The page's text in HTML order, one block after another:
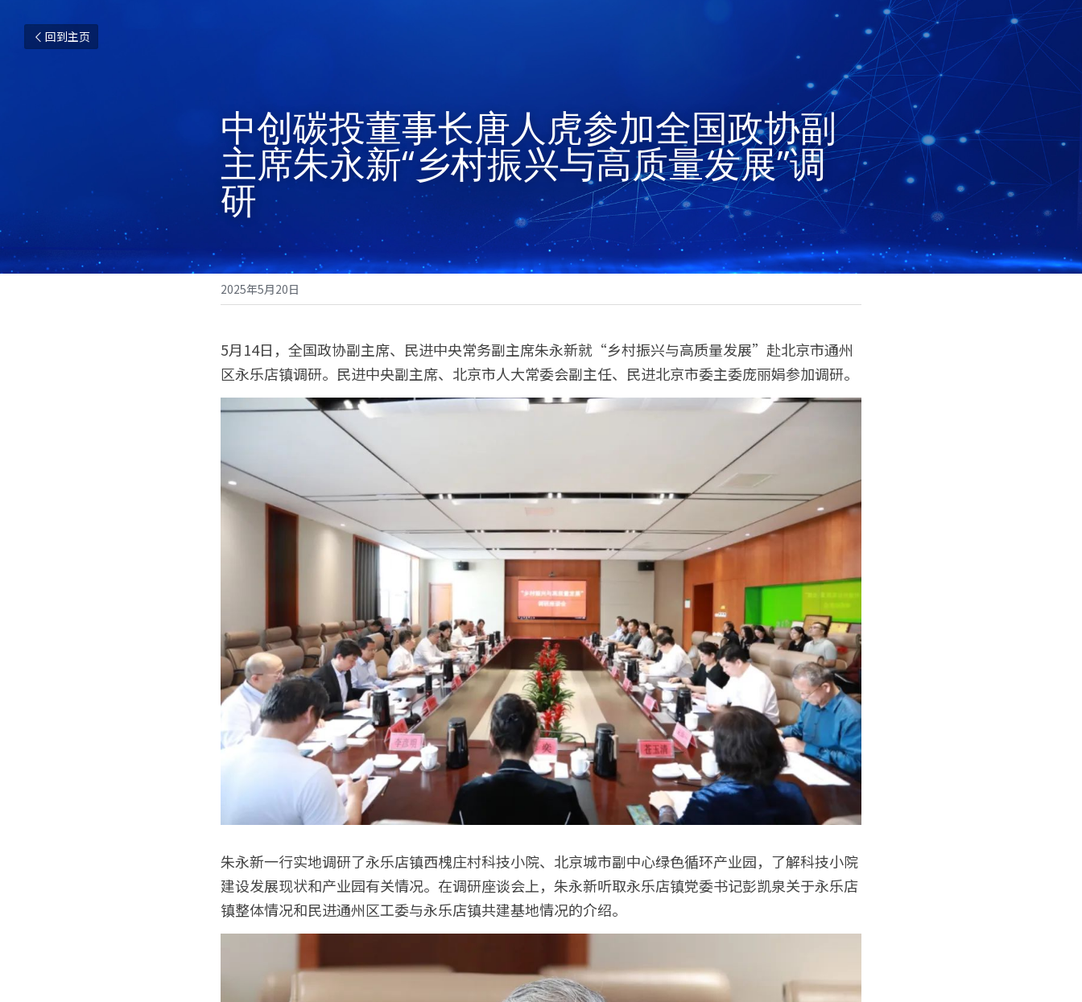
回到主页
中创碳投董事长唐人虎参加全国政协副
主席朱永新“乡村振兴与高质量发展”调
研
2025年5月20日
5月14日，全国政协副主席、民进中央常务副主席朱永新就“乡村振兴与高质量发展”赴北京市通州
区永乐店镇调研。民进中央副主席、北京市人大常委会副主任、民进北京市委主委庞丽娟参加调研。
朱永新一行实地调研了永乐店镇西槐庄村科技小院、北京城市副中心绿色循环产业园，了解科技小院
建设发展现状和产业园有关情况。在调研座谈会上，朱永新听取永乐店镇党委书记彭凯泉关于永乐店
镇整体情况和民进通州区工委与永乐店镇共建基地情况的介绍。